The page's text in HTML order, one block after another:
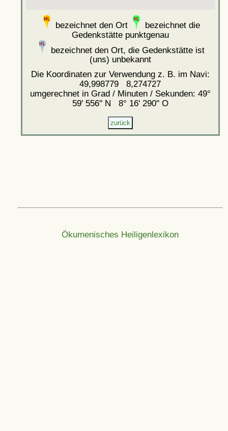
bezeichnet den Ort
bezeichnet die
Gedenkstätte punktgenau
bezeichnet den Ort, die Gedenkstätte ist
(uns) unbekannt
Die Koordinaten zur Verwendung z. B. im Navi:
49,998779 8,274727
umgerechnet in Grad / Minuten / Sekunden: 49°
59' 556'' N 8° 16' 290'' O
Ökumenisches Heiligenlexikon